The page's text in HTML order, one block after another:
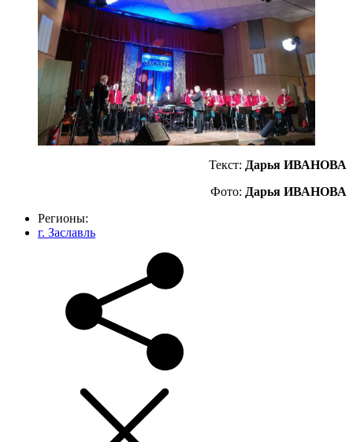
Текст: Дарья ИВАНОВА
Фото: Дарья ИВАНОВА
Регионы:
г. Заславль